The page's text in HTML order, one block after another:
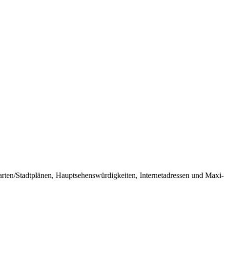
Stadtplänen, Hauptsehenswürdigkeiten, Internetadressen und Maxi-